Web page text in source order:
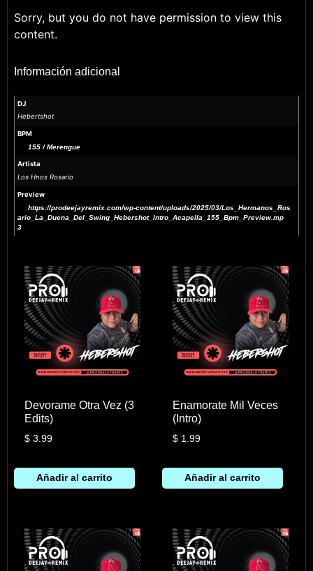
Sorry, but you do not have permission to view this
content.
Información adicional
DJ
Hebertshot
BPM
155 / Merengue
Artista
Los Hnos Rosario
Preview
https://prodeejayremix.com/wp-content/uploads/2025/03/Los_Hermanos_Ros
ario_La_Duena_Del_Swing_Hebershot_Intro_Acapella_155_Bpm_Preview.mp
3
Devorame Otra Vez (3
Edits)
$3.99
Añadir al carrito
Enamorate Mil Veces
(Intro)
$ 1.99
Añadir al carrito